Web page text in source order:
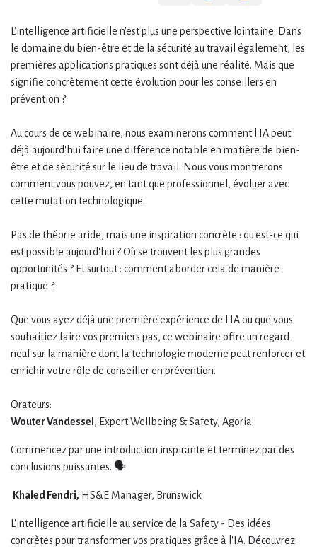
L'intelligence artificielle n'est plus une perspective lointaine. Dans
le domaine du bien-être et de la sécurité au travail également, les
premières applications pratiques sont déjà une réalité. Mais que
signifie concrètement cette évolution pour les conseillers en
prévention ?
Au cours de ce webinaire, nous examinerons comment l'IA peut
déjà aujourd'hui faire une différence notable en matière de bien-
être et de sécurité sur le lieu de travail. Nous vous montrerons
comment vous pouvez, en tant que professionnel, évoluer avec
cette mutation technologique.
Pas de théorie aride, mais une inspiration concrète : qu'est-ce qui
est possible aujourd'hui ? Où se trouvent les plus grandes
opportunités ? Et surtout : comment aborder cela de manière
pratique ?
Que vous ayez déjà une première expérience de l'IA ou que vous
souhaitiez faire vos premiers pas, ce webinaire offre un regard
neuf sur la manière dont la technologie moderne peut renforcer et
enrichir votre rôle de conseiller en prévention.
Orateurs:
Wouter Vandessel , Expert Wellbeing & Safety, Agoria
Commencez par une introduction inspirante et terminez par des
conclusions puissantes. 🗣️
Khaled Fendri, HS&E Manager, Brunswick
L'intelligence artificielle au service de la Safety - Des idées
concrètes pour transformer vos pratiques grâce à l'IA. Découvrez